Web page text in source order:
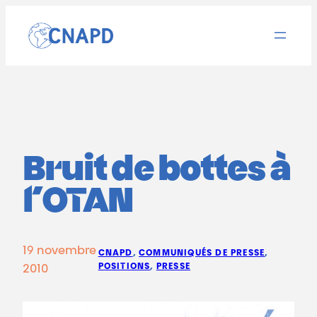
contenu
Bruit de bottes à
l’OTAN
19 novembre
2010
CNAPD, COMMUNIQUÉS DE PRESSE
POSITIONS, PRESSE